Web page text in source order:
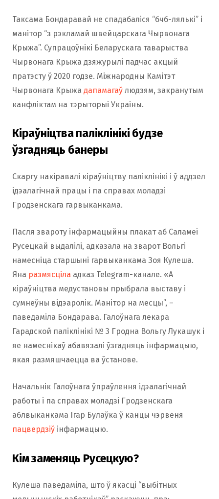
Таксама Бондаравай не спадабаліся “бчб-лялькі” і
манітор “з рэкламай швейцарскага Чырвонага
Крыжа”. Супрацоўнікі Беларускага таварыства
Чырвонага Крыжа дзяжурылі падчас акцый
пратэсту ў 2020 годзе. Міжнародны Камітэт
Чырвонага Крыжа дапамагаў людзям, закранутым
канфліктам на тэрыторыі Украіны.
Кіраўніцтва паліклінікі будзе
ўзгадняць банеры
Скаргу накіравалі кіраўніцтву паліклінікі і ў аддзел
ідэалагічнай працы і па справах моладзі
Гродзенскага гарвыканкама.
Пасля звароту інфармацыйны плакат аб Саламеі
Русецкай выдалілі, адказала на зварот Вольгі
намесніца старшыні гарвыканкама Зоя Кулеша.
Яна размясціла адказ Telegram-канале. «А
кіраўніцтва медустановы прыбрала выставу і
сумнеўны відэаролік. Манітор на месцы”, –
паведаміла Бондарава. Галоўнага лекара
Гарадской паліклінікі № 3 Гродна Вольгу Лукашук і
яе намеснікаў абавязалі ўзгадняць інфармацыю,
якая размяшчаецца ва ўстанове.
Начальнік Галоўнага ўпраўлення ідэалагічнай
работы і па справах моладзі Гродзенскага
аблвыканкама Ігар Булаўка ў канцы чэрвеня
пацвердзіў інфармацыю.
Кім заменяць Русецкую?
Кулеша паведаміла, што ў якасці “выбітных